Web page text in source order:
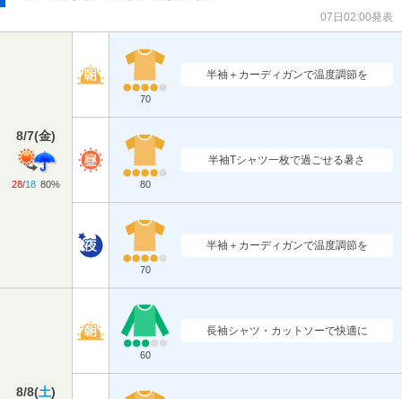
07日02:00発表
8/7(金)
28/18 80%
70
半袖＋カーディガンで温度調節を
80
半袖Tシャツ一枚で過ごせる暑さ
70
半袖＋カーディガンで温度調節を
8/8(土)
60
長袖シャツ・カットソーで快適に